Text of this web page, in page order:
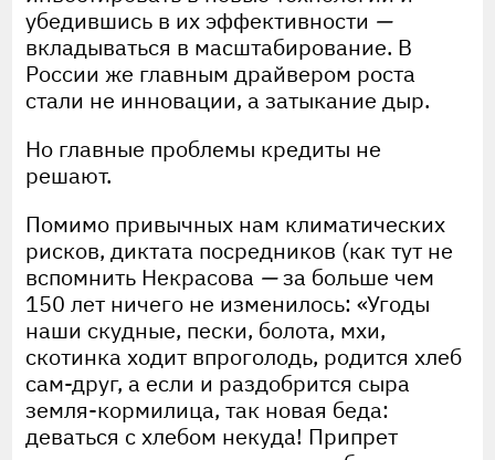
убедившись в их эффективности —
вкладываться в масштабирование. В
России же главным драйвером роста
стали не инновации, а затыкание дыр.
Но главные проблемы кредиты не
решают.
Помимо привычных нам климатических
рисков, диктата посредников (как тут не
вспомнить Некрасова —за больше чем
150 лет ничего не изменилось: «Угоды
наши скудные, пески, болота, мхи,
скотинка ходит впроголодь, родится хлеб
сам-друг, а если и раздобрится сыра
земля-кормилица, так новая беда:
деваться с хлебом некуда! Припрет